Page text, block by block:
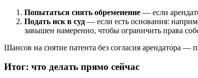
Попытаться снять обременение — если
Подать иск в суд — если есть основания:
завышен намеренно, чтобы ограничить права
Шансов на снятие патента без согласия арендатора
Итог: что делать прямо сейчас